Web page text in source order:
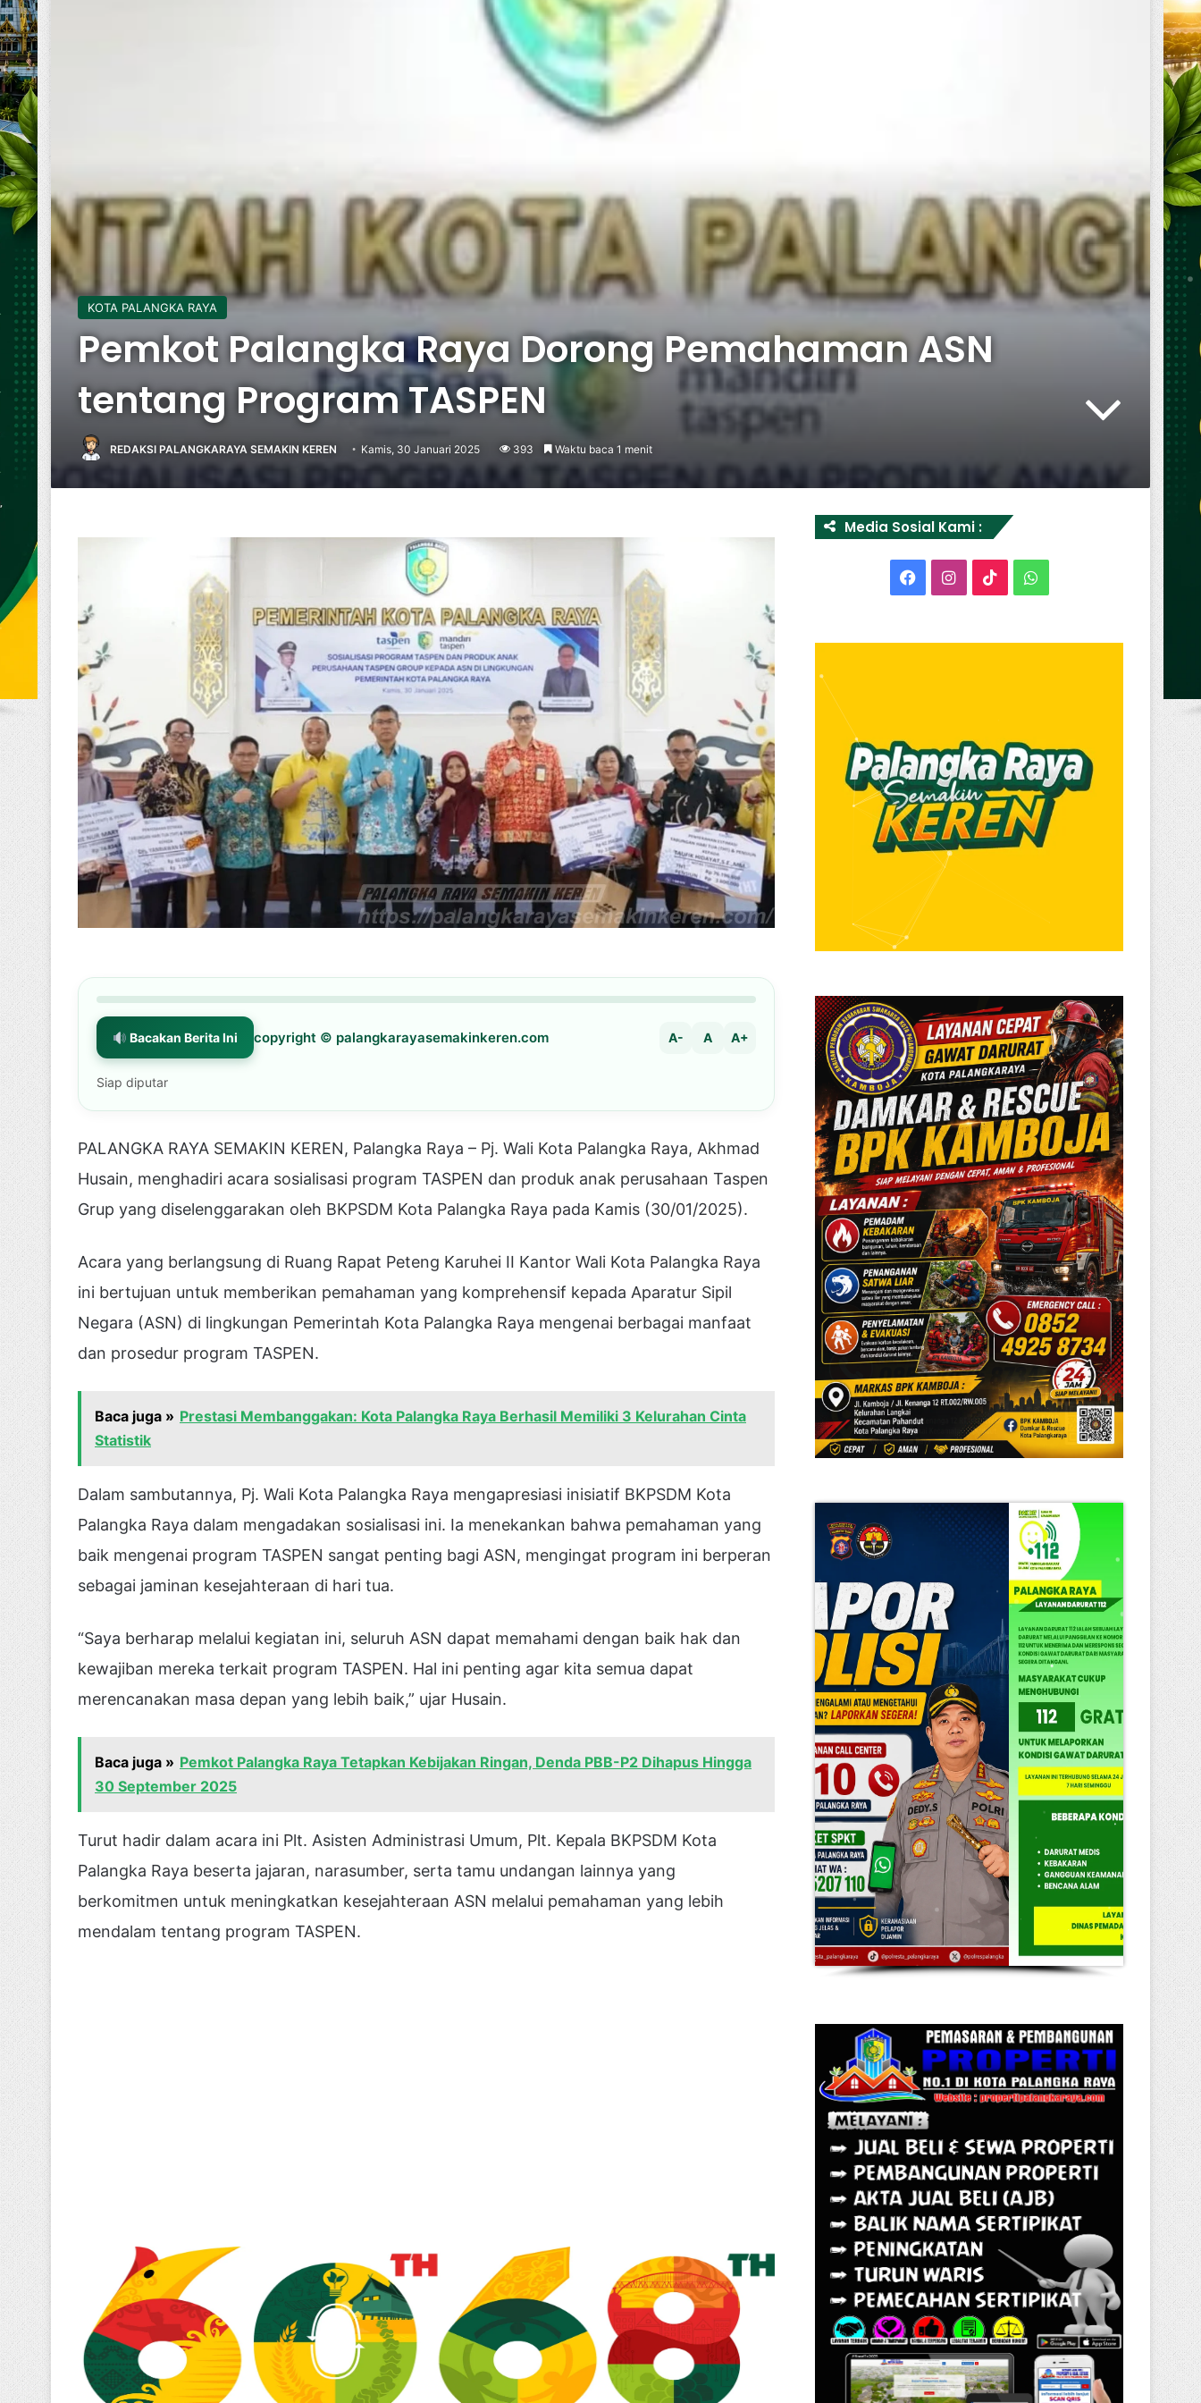
KOTA PALANGKA RAYA
Pemkot Palangka Raya Dorong Pemahaman ASN
tentang Program TASPEN
REDAKSI PALANGKARAYA SEMAKIN KEREN Kamis, 30 Januari 2025 393 Waktu baca 1 menit
Bacakan Berita Ini copyright © palangkarayasemakinkeren.com A- A A+
Siap diputar
PALANGKA RAYA SEMAKIN KEREN, Palangka Raya – Pj. Wali Kota Palangka Raya, Akhmad
Husain, menghadiri acara sosialisasi program TASPEN dan produk anak perusahaan Taspen
Grup yang diselenggarakan oleh BKPSDM Kota Palangka Raya pada Kamis (30/01/2025).
Acara yang berlangsung di Ruang Rapat Peteng Karuhei II Kantor Wali Kota Palangka Raya
ini bertujuan untuk memberikan pemahaman yang komprehensif kepada Aparatur Sipil
Negara (ASN) di lingkungan Pemerintah Kota Palangka Raya mengenai berbagai manfaat
dan prosedur program TASPEN.
Baca juga » Prestasi Membanggakan: Kota Palangka Raya Berhasil Memiliki 3 Kelurahan Cinta
Statistik
Dalam sambutannya, Pj. Wali Kota Palangka Raya mengapresiasi inisiatif BKPSDM Kota
Palangka Raya dalam mengadakan sosialisasi ini. Ia menekankan bahwa pemahaman yang
baik mengenai program TASPEN sangat penting bagi ASN, mengingat program ini berperan
sebagai jaminan kesejahteraan di hari tua.
“Saya berharap melalui kegiatan ini, seluruh ASN dapat memahami dengan baik hak dan
kewajiban mereka terkait program TASPEN. Hal ini penting agar kita semua dapat
merencanakan masa depan yang lebih baik,” ujar Husain.
Baca juga » Pemkot Palangka Raya Tetapkan Kebijakan Ringan, Denda PBB-P2 Dihapus Hingga
30 September 2025
Turut hadir dalam acara ini Plt. Asisten Administrasi Umum, Plt. Kepala BKPSDM Kota
Palangka Raya beserta jajaran, narasumber, serta tamu undangan lainnya yang
berkomitmen untuk meningkatkan kesejahteraan ASN melalui pemahaman yang lebih
mendalam tentang program TASPEN.
Media Sosial Kami :
FacebookInstagram
TikTokWhatsApp